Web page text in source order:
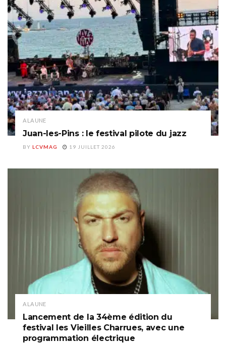
A LA UNE
Juan-les-Pins : le festival pilote du jazz
BY LCVMAG 19 JUILLET 2026
A LA UNE
Lancement de la 34ème édition du
festival les Vieilles Charrues, avec une
programmation électrique